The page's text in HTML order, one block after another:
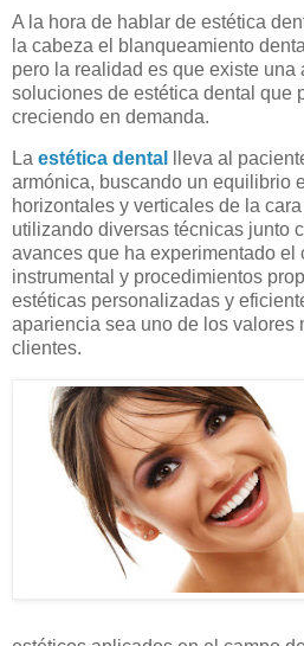
A la hora de hablar de estética
la cabeza el blanqueamiento
pero la realidad es que existe una
soluciones de estética dental que
creciendo en demanda.
La estética dental
lleva al
armónica, buscando un equilibrio
horizontales y verticales de la
utilizando diversas técnicas junto
avances que ha experimentado el
instrumental y procedimientos
estéticas personalizadas y
apariencia sea uno de los valores
clientes.